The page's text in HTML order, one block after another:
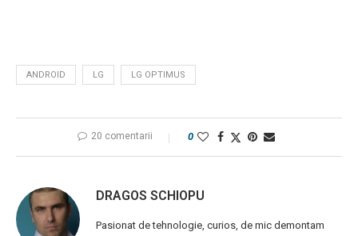
ANDROID LG LG OPTIMUS
20 comentarii 0
DRAGOS SCHIOPU
Pasionat de tehnologie, curios, de mic demontam